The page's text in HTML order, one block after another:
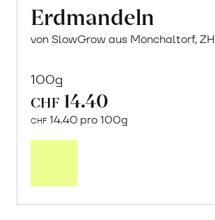
Erdmandeln
von SlowGrow aus Mönchaltorf, ZH
100g
CHF 14.40
CHF 14.40 pro 100g